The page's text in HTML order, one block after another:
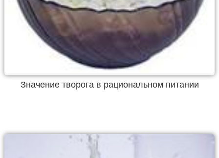
Значение творога в рациональном питании